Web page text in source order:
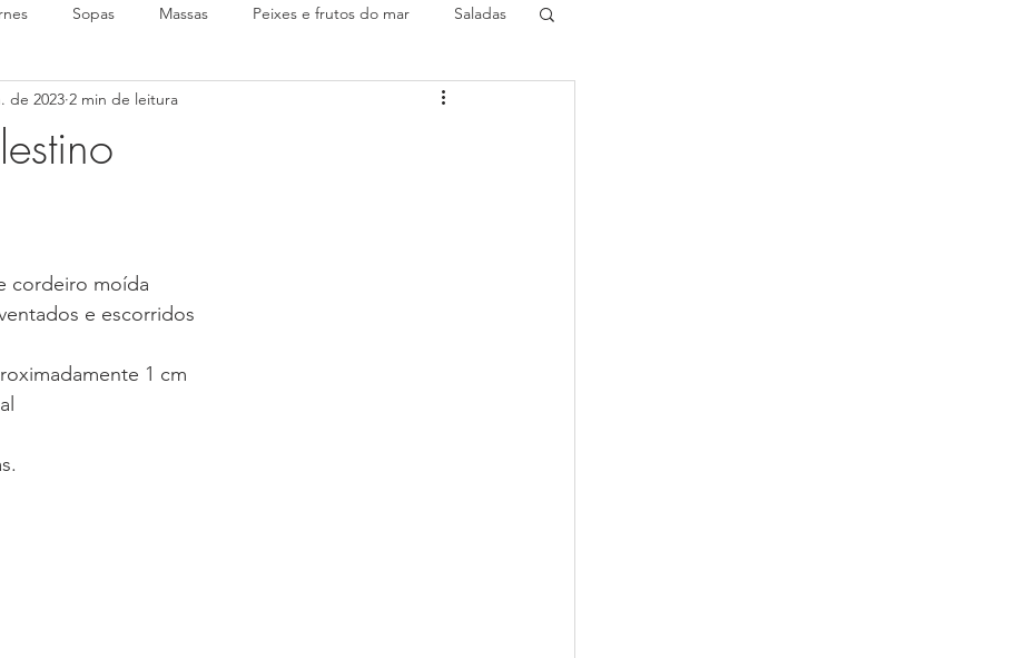
Sopas Massas Peixes e frutos do mar Saladas
de 2023 2 min de leitura
cordeiro moída
e escorridos
1 cm